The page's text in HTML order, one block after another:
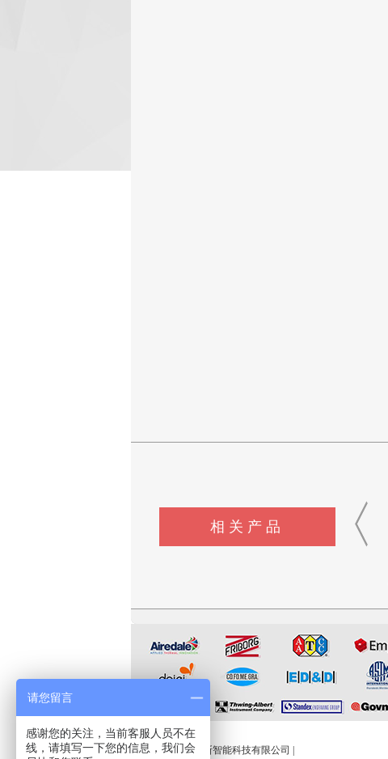
相关产品
友情链接:
程斯智能|上海程斯智能科技有限公司
请您留言
感谢您的关注，当前客服人员不在
线，请填写一下您的信息，我们会